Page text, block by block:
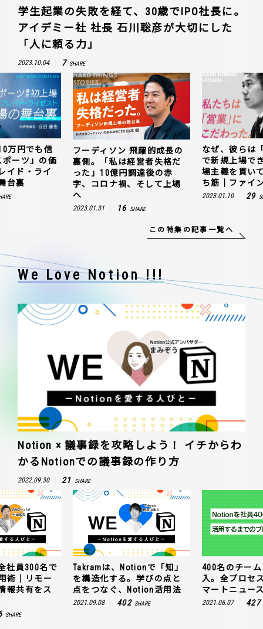
学生起業の失敗を経て、30歳でIPO社長に。
アイデミー社 社長 石川聡彦が大切にした
「人に頼る力」
2023.10.04 7 SHARE
万円でも信
ーツ」の価
イド・ライ
台裏
フーディソン 飛躍的成長の
裏側。「私は経営者失格だ
った」10億円調達後の赤
字、コロナ禍、そして上場
へ
2023.01.31 16 SHARE
なぜ、彼らは
で新規上場で
場主義を貫い
ち筋｜ファイ
2023.01.10 29
この特集の記事一覧へ
We Love Notion !!!
Notion × 議事録を攻略しよう！ イチからわ
かるNotionでの議事録の作り方
2022.09.30 21 SHARE
社員300名で
術｜リモー
報共有をス
SHARE
Takramは、Notionで「知」
を構造化する。学びの点と
点をつなぐ、Notion活用法
2021.09.08 402 SHARE
400名のチー
入。全プロセ
マートニュー
2021.06.07 427